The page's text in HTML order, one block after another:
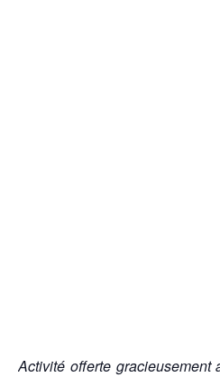
Activité offerte